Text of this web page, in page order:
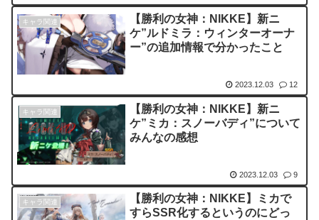
キャラ関連
【勝利の女神：NIKKE】新ニ
ケ”ルドミラ：ウィンターオーナ
ー”の追加情報で分かったこと
2023.12.03 12
キャラ関連
【勝利の女神：NIKKE】新ニ
ケ”ミカ：スノーバディ”について
みんなの感想
2023.12.03 9
キャラ関連
【勝利の女神：NIKKE】ミカで
すらSSR化するというのにどっ